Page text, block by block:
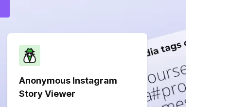
Anonymous Instagram
Story Viewer